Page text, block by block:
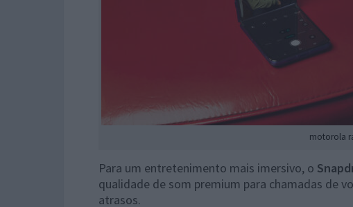
motorola
Para um entretenimento mais imersivo, o
qualidade de som premium para chamadas de
atrasos.